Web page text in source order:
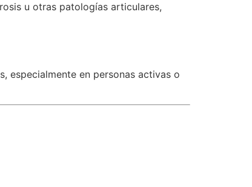
u otras patologías articulares,
especialmente en personas activas o